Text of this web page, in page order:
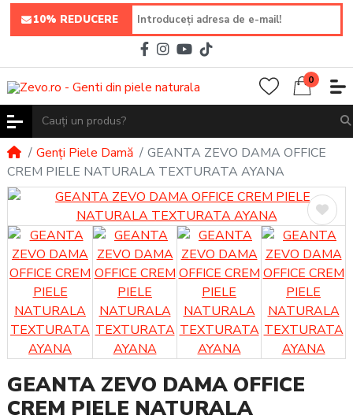
10% REDUCERE
0
Genți Piele Damă
GEANTA ZEVO DAMA OFFICE
CREM PIELE NATURALA TEXTURATA AYANA
GEANTA ZEVO DAMA OFFICE
CREM PIELE NATURALA